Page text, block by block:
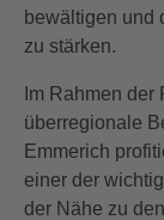
bewältigen und
zu stärken.
Im Rahmen
überregionale
Emmerich
einer der
der Nähe zu